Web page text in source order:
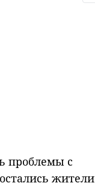
проблемы с
жители